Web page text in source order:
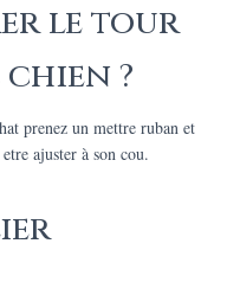
le tour
?
prenez un mettre ruban et
ajuster à son cou.